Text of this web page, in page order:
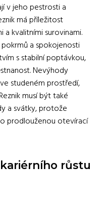
v jeho pestrosti a
má příležitost
kvalitními surovinami.
a spokojenosti
s stabilní poptávkou,
Nevýhody
studeném prostředí,
musí být také
a svátky, protože
prodlouženou otevírací
růstu